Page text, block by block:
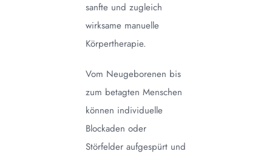
sanfte und zugleich
wirksame manuelle
Körpertherapie.
Vom Neugeborenen bis
zum betagten Menschen
können individuelle
Blockaden oder
Störfelder aufgespürt und